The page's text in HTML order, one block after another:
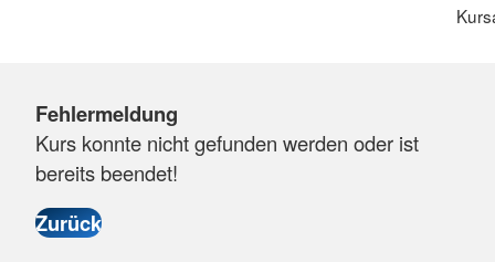
Fehlermeldung
Kurs konnte nicht gefunden werden oder ist
bereits beendet!